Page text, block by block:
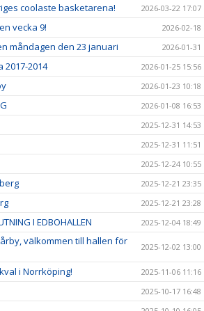
coolaste basketarena! 2026-03-22 17:07
vecka 9! 2026-02-18
måndagen den 23 januari 2026-01-31
2014 2026-01-25 15:56
2026-01-23 10:18
2026-01-08 16:53
2025-12-31 14:53
2025-12-31 11:51
2025-12-24 10:55
2025-12-21 23:35
2025-12-21 23:28
I EDBOHALLEN 2025-12-04 18:49
välkommen till hallen för
2025-12-02 13:00
i Norrköping! 2025-11-06 11:16
2025-10-17 16:48